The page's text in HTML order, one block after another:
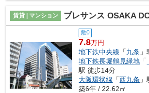
賃貸 | マンション プレサンス OSAKA
敷0
7.8万円
地下鉄中央線 「九条
地下鉄長堀鶴見緑地 「
駅 徒歩14分
大阪環状線 「西九条
築6年 / 22.62㎡